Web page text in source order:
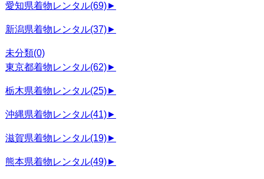
愛知県着物レンタル(69)►
新潟県着物レンタル(37)►
未分類(0)
東京都着物レンタル(62)►
栃木県着物レンタル(25)►
沖縄県着物レンタル(41)►
滋賀県着物レンタル(19)►
熊本県着物レンタル(49)►